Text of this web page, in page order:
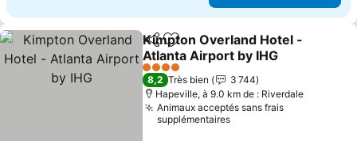
PartagerAjouter à mes favoris
Kimpton Overland Hotel -
Atlanta Airport by IHG
4 Étoiles
8,2 Très bien
3 744
Hapeville, à 9.0 km de : Riverdale
Animaux acceptés sans frais
supplémentaires